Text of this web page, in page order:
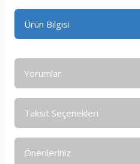
Ürün Bilgisi
Yorumlar
Taksit Seçenekleri
Önerileriniz